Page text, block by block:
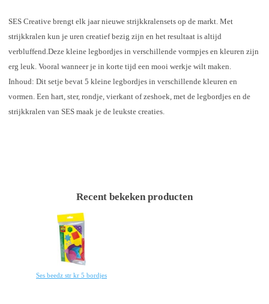
SES Creative brengt elk jaar nieuwe strijkkralensets op de markt. Met
strijkkralen kun je uren creatief bezig zijn en het resultaat is altijd
verbluffend.Deze kleine legbordjes in verschillende vormpjes en kleuren zijn
erg leuk. Vooral wanneer je in korte tijd een mooi werkje wilt maken.
Inhoud: Dit setje bevat 5 kleine legbordjes in verschillende kleuren en
vormen. Een hart, ster, rondje, vierkant of zeshoek, met de legbordjes en de
strijkkralen van SES maak je de leukste creaties.
Recent bekeken producten
Ses beedz str kr 5 bordjes